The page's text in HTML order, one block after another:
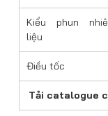
Kiểu phun
liệu
Điều tốc
Tải catalogue